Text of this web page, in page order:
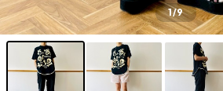
1/9